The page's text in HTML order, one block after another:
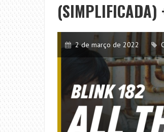
(SIMPLIFICADA)
2 de março de 2022